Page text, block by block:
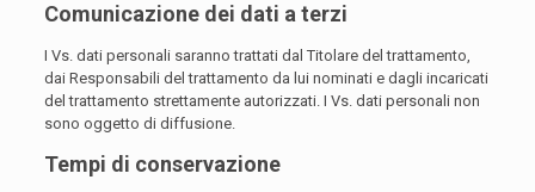
Comunicazione dei dati a terzi
I Vs. dati personali saranno trattati dal Titolare del trattamento,
dai Responsabili del trattamento da lui nominati e dagli incaricati
del trattamento strettamente autorizzati. I Vs. dati personali non
sono oggetto di diffusione.
Tempi di conservazione